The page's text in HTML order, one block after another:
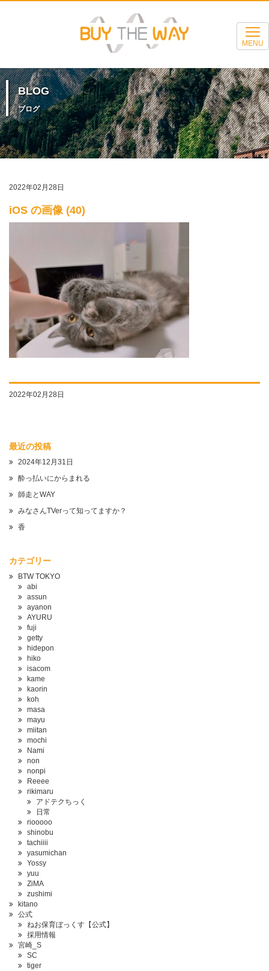
MENU
BLOG
ブログ
2022年02月28日
iOS の画像 (40)
2022年02月28日
最近の投稿
2024年12月31日
酔っ払いにからまれる
師走とWAY
みなさんTVerって知ってますか？
香
カテゴリー
BTW TOKYO
abi
assun
ayanon
AYURU
fuji
getty
hidepon
hiko
isacom
kame
kaorin
koh
masa
mayu
miitan
mochi
Nami
non
nonpi
Reeee
rikimaru
アドテクちっく
日常
riooooo
shinobu
tachiiii
yasumichan
Yossy
yuu
ZiMA
zushimi
kitano
公式
ねお保育ぼっくす【公式】
採用情報
宮崎_S
SC
tiger